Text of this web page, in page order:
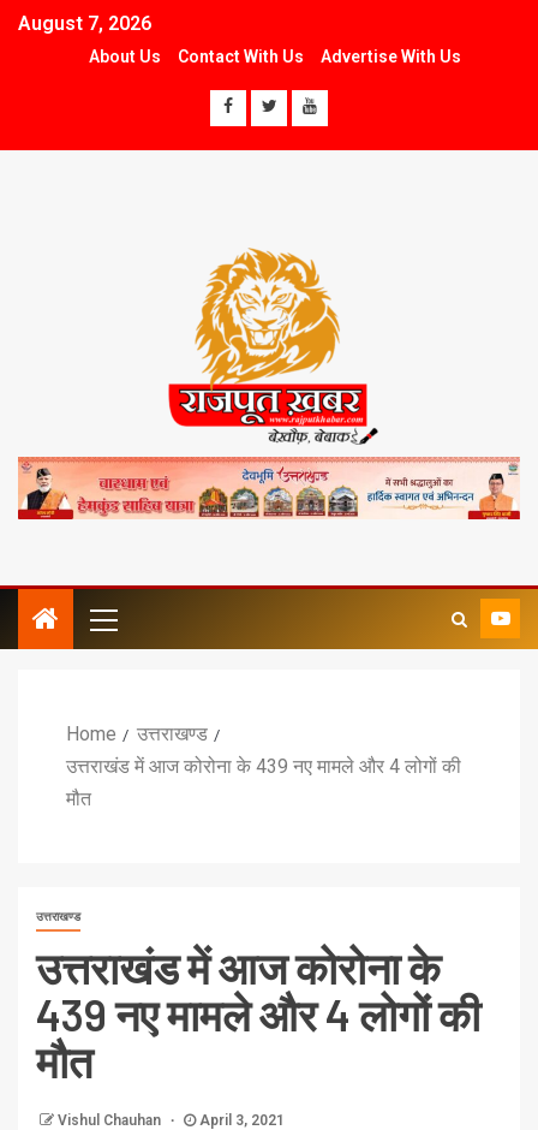
August 7, 2026
About Us Contact With Us Advertise With Us
Home
उत्तराखण्ड
उत्तराखंड में आज कोरोना के 439 नए मामले और 4 लोगों की
मौत
उत्तराखण्ड
उत्तराखंड में आज कोरोना के
439 नए मामले और 4 लोगों की
मौत
Vishul Chauhan April 3, 2021